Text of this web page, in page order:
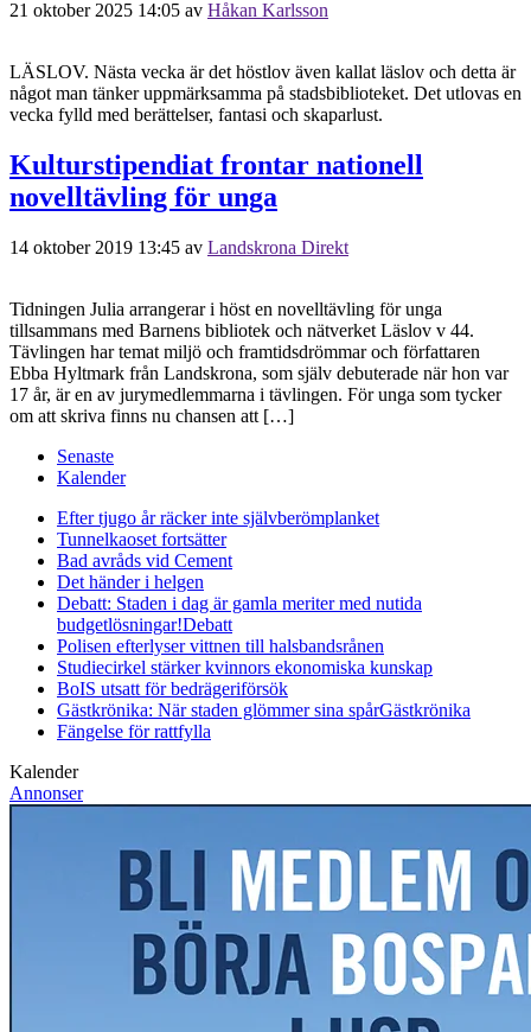
21 oktober 2025 14:05 av Håkan Karlsson
LÄSLOV. Nästa vecka är det höstlov även kallat läslov och detta är
något man tänker uppmärksamma på stadsbiblioteket. Det utlovas en
vecka fylld med berättelser, fantasi och skaparlust.
Kulturstipendiat frontar nationell
novelltävling för unga
14 oktober 2019 13:45 av Landskrona Direkt
Tidningen Julia arrangerar i höst en novelltävling för unga
tillsammans med Barnens bibliotek och nätverket Läslov v 44.
Tävlingen har temat miljö och framtidsdrömmar och författaren
Ebba Hyltmark från Landskrona, som själv debuterade när hon var
17 år, är en av jurymedlemmarna i tävlingen. För unga som tycker
om att skriva finns nu chansen att […]
Senaste
Kalender
Efter tjugo år räcker inte självberömplanket
Tunnelkaoset fortsätter
Bad avråds vid Cement
Det händer i helgen
Debatt: Staden i dag är gamla meriter med nutida
budgetlösningar!Debatt
Polisen efterlyser vittnen till halsbandsrånen
Studiecirkel stärker kvinnors ekonomiska kunskap
BoIS utsatt för bedrägeriförsök
Gästkrönika: När staden glömmer sina spårGästkrönika
Fängelse för rattfylla
Kalender
Annonser